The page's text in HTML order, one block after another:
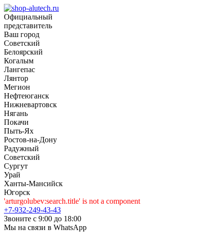
Официальный
представитель
Ваш город
Советский
Белоярский
Когалым
Лангепас
Лянтор
Мегион
Нефтеюганск
Нижневартовск
Нягань
Покачи
Пыть-Ях
Рoстов-на-Дону
Радужный
Советский
Сургут
Урай
Ханты-Мансийск
Югорск
'arturgolubev:search.title' is not a component
+7-932-249-43-43
Звоните с 9:00 до 18:00
Мы на связи в WhatsApp